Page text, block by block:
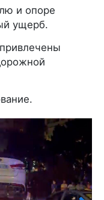
и опоре
ущерб.